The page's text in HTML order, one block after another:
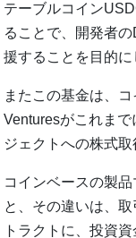
テーブルコイン
ることで、開発者
援することを目的に
またこの基金は、
Venturesがこれま
ジェクトへの株式取
コインベースの製
と、その違いは、
トラクトに、投資